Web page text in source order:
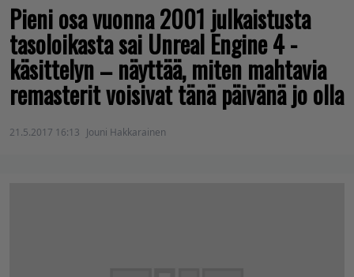
Pieni osa vuonna 2001 julkaistusta
tasoloikasta sai Unreal Engine 4 -
käsittelyn – näyttää, miten mahtavia
remasterit voisivat tänä päivänä jo olla
21.5.2017 16:13 Jouni Hakkarainen